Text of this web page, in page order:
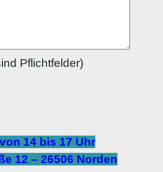
Pflichtfelder)
14 bis 17 Uhr
12 – 26506 Norden